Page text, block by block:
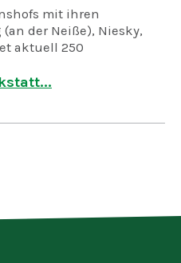
mit ihren
der Neiße), Niesky,
aktuell 250
Ihre Wäsche in